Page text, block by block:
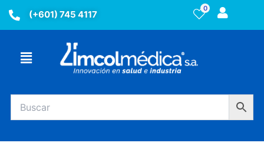
(+601) 745 4117
0
Menú